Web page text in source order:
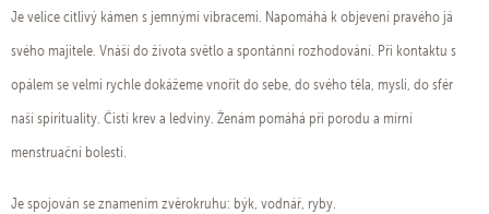
Je velice citlivý kámen s jemnými vibracemi. Napomáhá k objevení pravého já
svého majitele. Vnáší do života světlo a spontánní rozhodování. Při kontaktu s
opálem se velmi rychle dokážeme vnořit do sebe, do svého těla, mysli, do sfér
naší spirituality. Čistí krev a ledviny. Ženám pomáhá při porodu a mírní
menstruační bolesti.
Je spojován se znamením zvěrokruhu: býk, vodnář, ryby.